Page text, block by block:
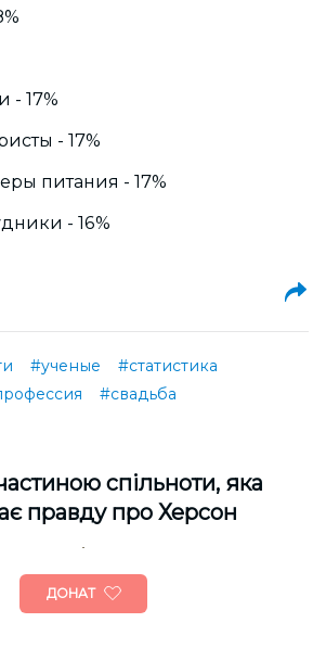
- 17%
- 17%
питания - 17%
- 16%
#ученые
#статистика
#свадьба
спільноти, яка
правду про Херсон
ДОНАТ